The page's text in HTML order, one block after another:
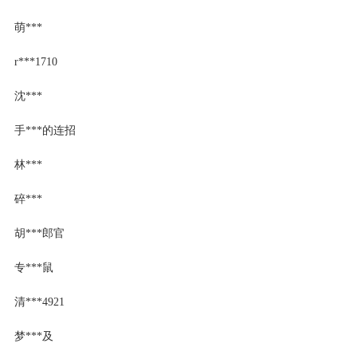
萌***
r***1710
沈***
手***的连招
林***
碎***
胡***郎官
专***鼠
清***4921
梦***及